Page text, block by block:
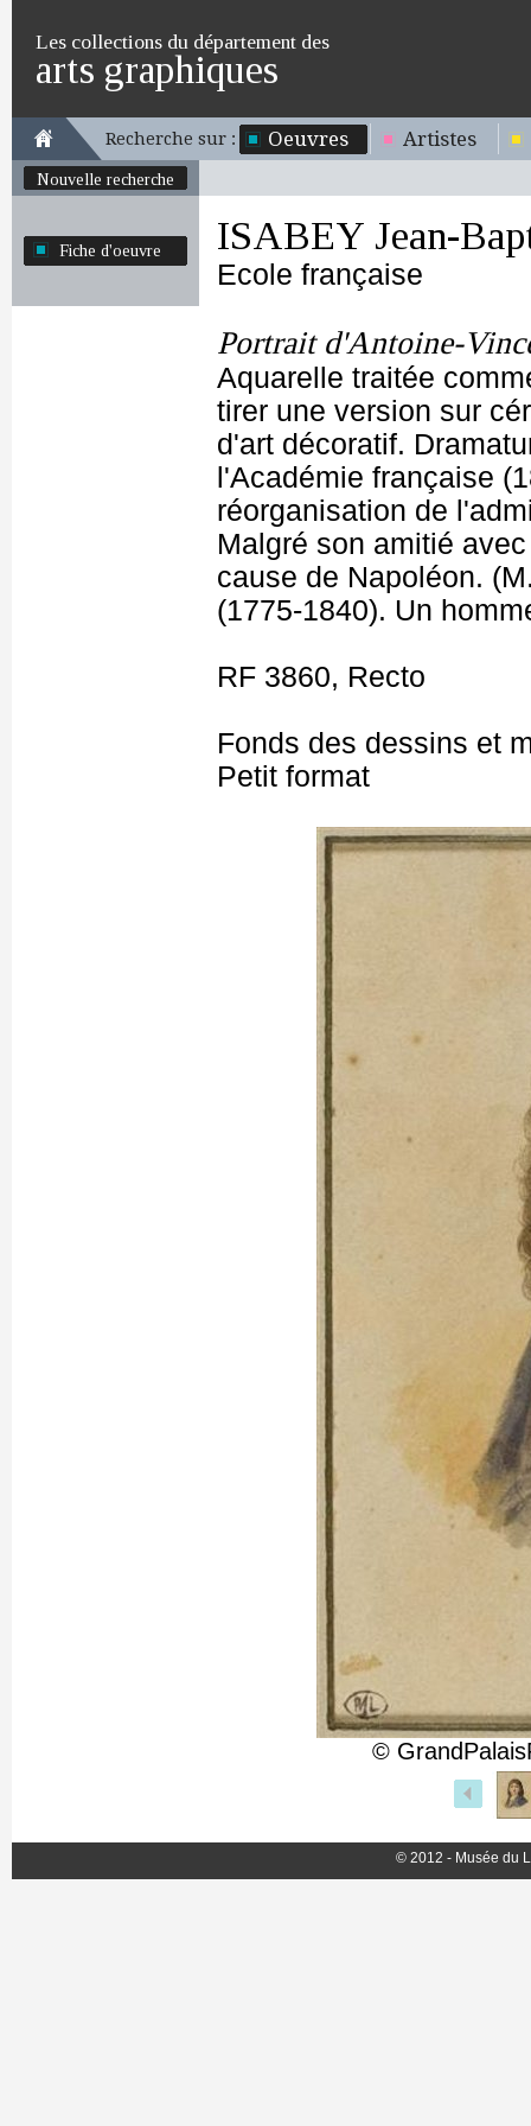
Les collections du département des
arts graphiques
Recherche sur : Oeuvres Artistes
Nouvelle recherche
Fiche d'oeuvre ISABEY Jean-
Ecole française
Portrait d'Antoine-
Aquarelle traitée
tirer une version sur
d'art décoratif.
l'Académie française
réorganisation de
Malgré son amitié
cause de Napoléon.
(1775-1840). Un
RF 3860, Recto
Fonds des dessins et
Petit format
©
© 2012 - Musée du